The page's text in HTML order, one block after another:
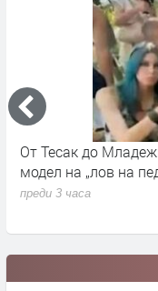
От Тесак до
модел на „лов на
преди 3 часа